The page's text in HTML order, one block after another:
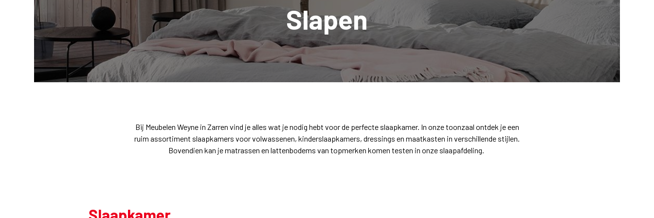
Slapen
Bij Meubelen Weyne in Zarren vind je alles wat je nodig hebt voor de perfecte slaapkamer. In onze toonzaal ontdek je een
ruim assortiment slaapkamers voor volwassenen, kinderslaapkamers, dressings en maatkasten in verschillende stijlen.
Bovendien kan je matrassen en lattenbodems van topmerken komen testen in onze slaapafdeling.